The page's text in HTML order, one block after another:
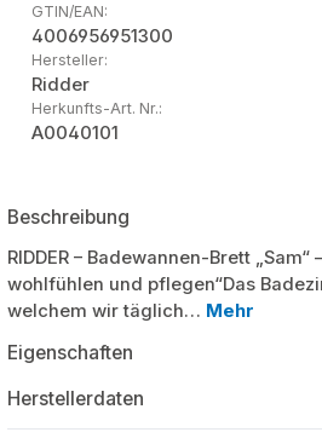
GTIN/EAN:
4006956951300
Hersteller:
Ridder
Herkunfts-Art. Nr.:
A0040101
Beschreibung
RIDDER – Badewannen-Brett „Sam“
wohlfühlen und pflegen“Das
welchem wir täglich… Mehr
Eigenschaften
Herstellerdaten